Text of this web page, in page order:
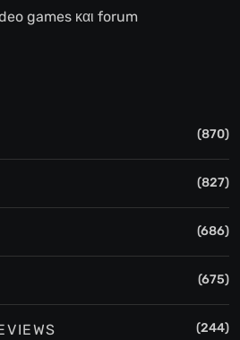
games και forum
(870)
(827)
(686)
(675)
(244)